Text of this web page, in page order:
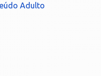
Adulto